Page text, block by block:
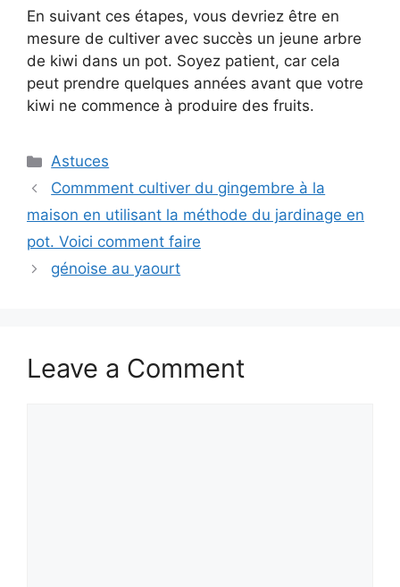
En suivant ces étapes, vous devriez être en
mesure de cultiver avec succès un jeune arbre
de kiwi dans un pot. Soyez patient, car cela
peut prendre quelques années avant que votre
kiwi ne commence à produire des fruits.
Categories
Astuces
Commment cultiver du gingembre à la
maison en utilisant la méthode du jardinage en
pot. Voici comment faire
génoise au yaourt
Leave a Comment